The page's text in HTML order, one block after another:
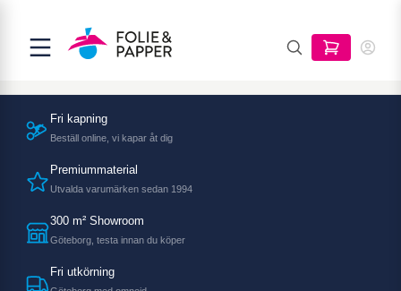
Fri kapning
Beställ online, vi kapar åt dig
Premiummaterial
Utvalda varumärken sedan 1994
300 m² Showroom
Göteborg, testa innan du köper
Fri utkörning